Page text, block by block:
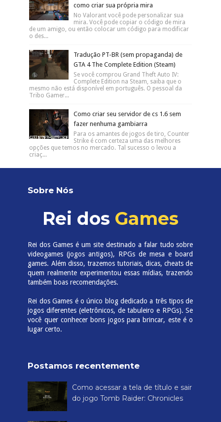
como criar sua própria mira
No Valorant você pode personalizar sua
mira. Você pode copiar o código de mira
de um amigo, ou então colocar um código para modificar
o des...
Tradução PT-BR (sem propaganda) de
GTA 4 The Complete Edition (Steam)
Se você comprou Grand Theft Auto IV:
Complete Edition na Steam, saiba que o
mesmo não está disponível em português. O pessoal da
Tribo Gamer...
Como criar seu servidor de cs 1.6 sem
fazer nenhuma gambiarra
Para os amantes de jogos de tiro, Counter
Strike é com certeza uma das melhores
opções que temos no mercado. Tal sucesso o levou a
criaç...
Sobre Nós
Rei dos Games
Rei dos Games é um site destinado a falar tudo sobre
videogames (jogos antigos), RPGs de mesa e board
games. Além disso, trazemos tutoriais, dicas, cheats de
quem realmente experimentou essas mídias, trazendo
também boas recomendações.
Rei dos Games é o único blog dedicado a três tipos de
jogos diferentes (eletrônicos, de tabuleiro e RPGs). Se
você quer conhecer bons jogos para brincar, este é o
lugar certo.
Postamos recentemente
Como acessar a tela de título e sair
do jogo Tomb Raider: Chronicles